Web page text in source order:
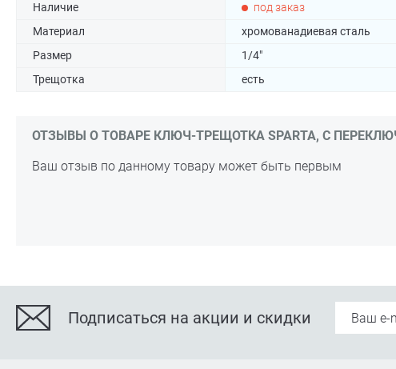
Наличие под заказ
Материал
хромованадиевая сталь
Размер
1/4"
Трещотка
есть
ОТЗЫВЫ О ТОВАРЕ КЛЮЧ-ТРЕЩОТКА SPARTA, С
Ваш отзыв по данному товару может быть первым
Подписаться на акции и скидки